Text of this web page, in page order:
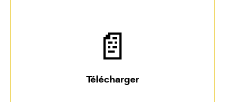
📄
Télécharger